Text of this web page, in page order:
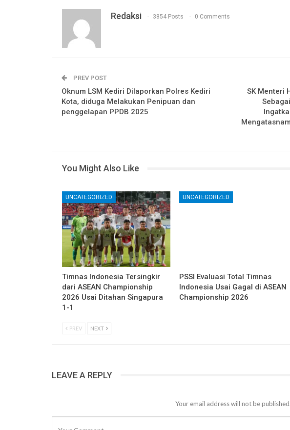
Redaksi 3854 Posts 0 Comments
PREV POST
Oknum LSM Kediri Dilaporkan Polres Kediri
Kota, diduga Melakukan Penipuan dan
penggelapan PPDB 2025
SK Menteri
You Might Also Like
UNCATEGORIZED
Timnas Indonesia Tersingkir
dari ASEAN Championship
2026 Usai Ditahan Singapura
1-1
UNCATEGORIZED
PSSI Evaluasi Total Timnas
Indonesia Usai Gagal di ASEAN
Championship 2026
PREV NEXT
LEAVE A REPLY
Your email address will not be published.